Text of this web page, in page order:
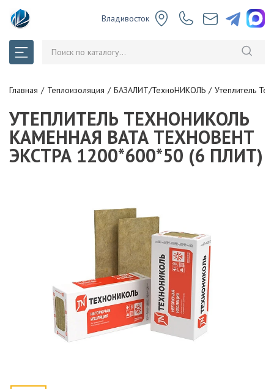
Владивосток
Главная Теплоизоляция БАЗАЛИТ/ТехноНИКОЛЬ Утеплитель
УТЕПЛИТЕЛЬ ТЕХНОНИКОЛЬ
КАМЕННАЯ ВАТА ТЕХНОВЕНТ
ЭКСТРА 1200*600*50 (6 ПЛИТ)